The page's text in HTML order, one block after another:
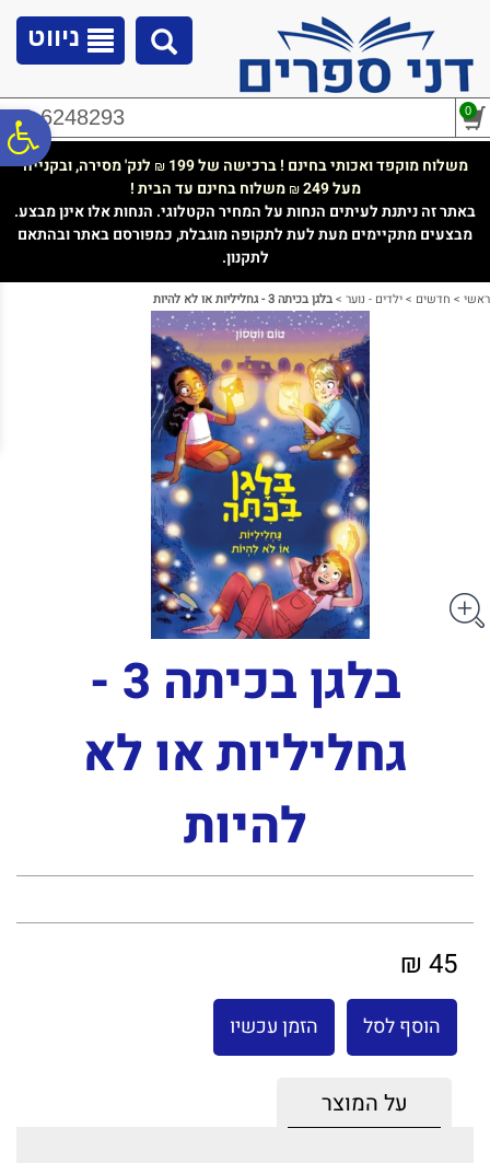
נגישות
ניווט
02-6248293 0
משלוח מוקפד ואכותי בחינם ! ברכישה של 199 ₪ לנק' מסירה, ובקנייה
מעל 249
₪משלוח בחינם עד הבית !
באתר זה ניתנת לעיתים הנחות על המחיר הקטלוגי. הנחות אלו אינן מבצע.
מבצעים מתקיימים מעת לעת לתקופה מוגבלת, כמפורסם באתר ובהתאם
לתקנון.
ראשי > חדשים >ילדים - נוער >בלגן בכיתה 3 - גחליליות או לא להיות
בלגן בכיתה 3 -
גחליליות או לא
להיות
45 ₪
הוסף לסל הזמן עכשיו
על המוצר